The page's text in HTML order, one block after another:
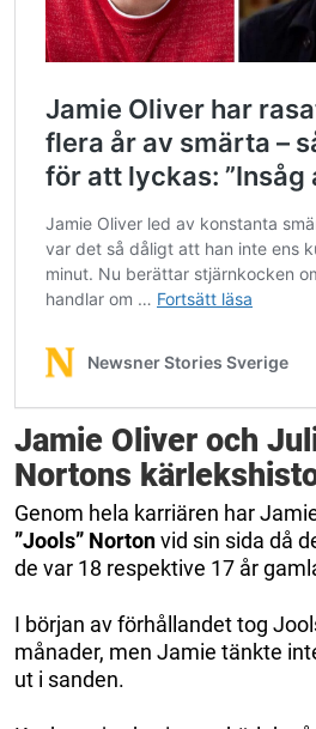
Jamie Oliver och
Nortons
Genom hela karriären har
”Jools” Nortonvid sin sida då
de var 18 respektive 17 år
I början av förhållandet tog
månader, men Jamie tänkte
ut i sanden.